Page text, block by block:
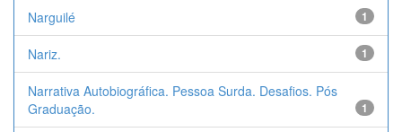
Narguilé 1
Nariz. 1
Narrativa Autobiográfica. Pessoa Surda. Desafios. Pós
Graduação.
1